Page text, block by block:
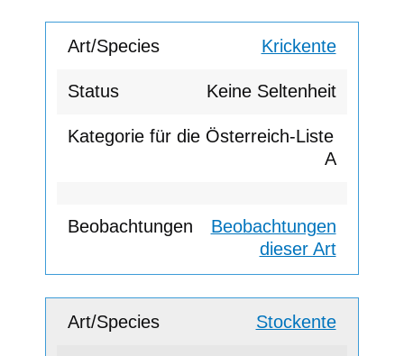
Krickente
Keine Seltenheit
A
Beobachtungen
dieser Art
Stockente